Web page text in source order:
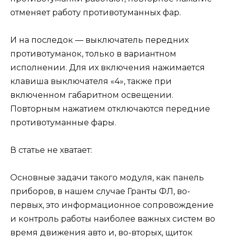
отменяет работу противотуманных фар.
И на последок — выключатель передних
противотуманок, только в вариантном
исполнении. Для их включения нажимается
клавиша выключателя «4», также при
включенном габаритном освещении.
Повторным нажатием отключаются передние
противотуманные фары.
В статье не хватает:
Основные задачи такого модуля, как панель
приборов, в нашем случае Гранты ФЛ, во-
первых, это информационное сопровождение
и контроль работы наиболее важных систем во
время движения авто и, во-вторых, щиток